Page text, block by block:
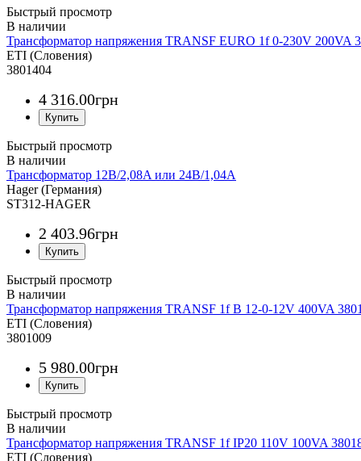
Быстрый просмотр
Трансформатор напряжения TRANSF EURO 1f 0-230V 200VA
ETI (Словения)
3801404
4 316.00грн
Быстрый просмотр
Трансформатор 12В/2,08A или 24В/1,04A
Hager (Германия)
ST312-HAGER
2 403.96грн
Быстрый просмотр
Трансформатор напряжения TRANSF 1f B 12-0-12V 400VA
ETI (Словения)
3801009
5 980.00грн
Быстрый просмотр
Трансформатор напряжения TRANSF 1f IP20 110V 100VA
ETI (Словения)